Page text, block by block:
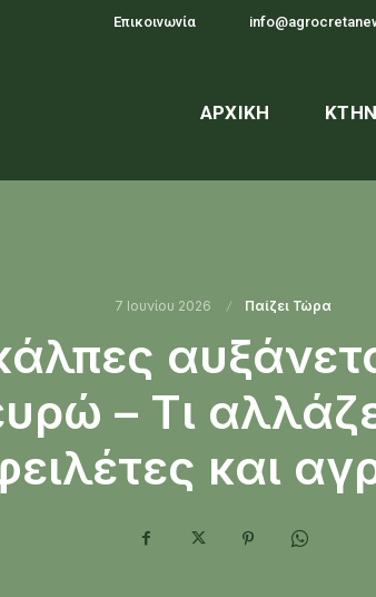
Επικοινωνία
ΑΡΧΙΚΉ
7 Ιουνίου 2026 Παίζει Τώρα
– Τι
και